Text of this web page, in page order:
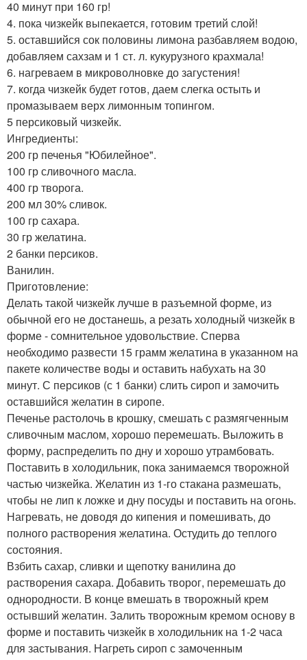
40 минут при 160 гр!
4. пока чизкейк выпекается, готовим третий слой!
5. оставшийся сок половины лимона разбавляем водою,
добавляем сахзам и 1 ст. л. кукурузного крахмала!
6. нагреваем в микроволновке до загустения!
7. когда чизкейк будет готов, даем слегка остыть и
промазываем верх лимонным топингом.
5 персиковый чизкейк.
Ингредиенты:
200 гр печенья "Юбилейное".
100 гр сливочного масла.
400 гр творога.
200 мл 30% сливок.
100 гр сахара.
30 гр желатина.
2 банки персиков.
Ванилин.
Приготовление:
Делать такой чизкейк лучше в разъемной форме, из
обычной его не достанешь, а резать холодный чизкейк в
форме - сомнительное удовольствие. Сперва
необходимо развести 15 грамм желатина в указанном на
пакете количестве воды и оставить набухать на 30
минут. С персиков (с 1 банки) слить сироп и замочить
оставшийся желатин в сиропе.
Печенье растолочь в крошку, смешать с размягченным
сливочным маслом, хорошо перемешать. Выложить в
форму, распределить по дну и хорошо утрамбовать.
Поставить в холодильник, пока занимаемся творожной
частью чизкейка. Желатин из 1-го стакана размешать,
чтобы не лип к ложке и дну посуды и поставить на огонь.
Нагревать, не доводя до кипения и помешивать, до
полного растворения желатина. Остудить до теплого
состояния.
Взбить сахар, сливки и щепотку ванилина до
растворения сахара. Добавить творог, перемешать до
однородности. В конце вмешать в творожный крем
остывший желатин. Залить творожным кремом основу в
форме и поставить чизкейк в холодильник на 1-2 часа
для застывания. Нагреть сироп с замоченным